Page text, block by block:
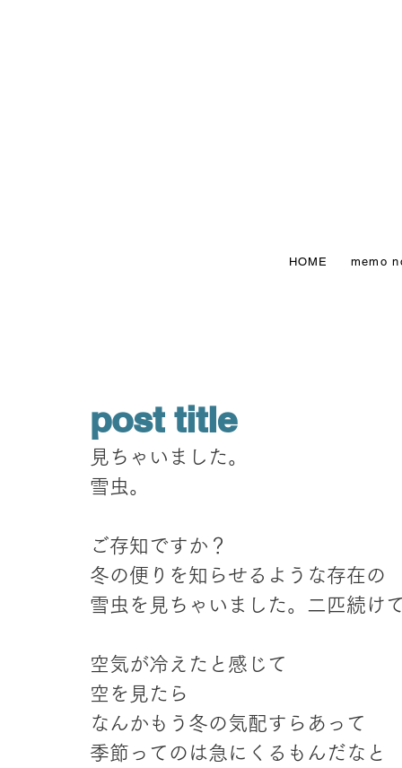
HOME memo
post title
見ちゃいました。
雪虫。
ご存知ですか？
冬の便りを知らせるような存在の
雪虫を見ちゃいました。二匹続け
空気が冷えたと感じて
空を見たら
なんかもう冬の気配すらあって
季節ってのは急にくるもんだなと